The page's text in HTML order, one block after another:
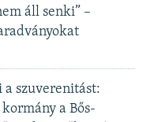
áll senki” –
a szuverenitást:
a Bős-